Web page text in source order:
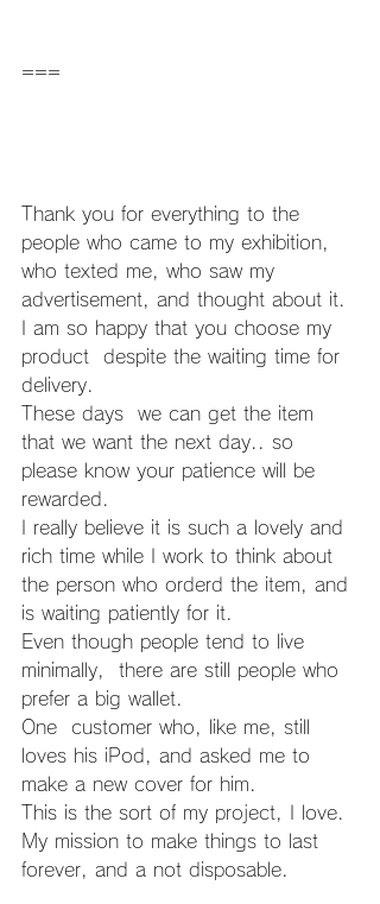
===
Thank you for everything to the
people who came to my exhibition,
who texted me, who saw my
advertisement, and thought about it.
I am so happy that you choose my
product  despite the waiting time for
delivery.
These days  we can get the item
that we want the next day.. so
please know your patience will be
rewarded.
I really believe it is such a lovely and
rich time while I work to think about
the person who orderd the item, and
is waiting patiently for it.
Even though people tend to live
minimally,  there are still people who
prefer a big wallet.
One  customer who, like me, still
loves his iPod, and asked me to
make a new cover for him.
This is the sort of my project, I love.
My mission to make things to last
forever, and a not disposable.